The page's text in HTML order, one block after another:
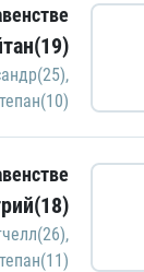
,
,